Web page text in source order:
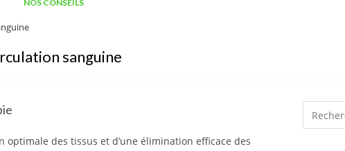
NOS CONSEILS
sanguine
optimale des tissus et d’une élimination efficace des